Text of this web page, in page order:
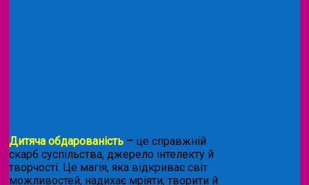
Дитяча обдарованість – це справжній
скарб суспільства, джерело інтелекту й
творчості. Це магія, яка відкриває світ
можливостей, надихає мріяти, творити й